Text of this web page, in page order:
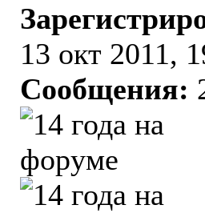
13 окт 2011,
Сообщения: